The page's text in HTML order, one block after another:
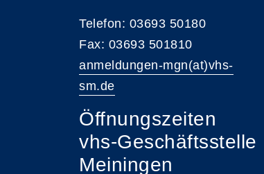
Telefon: 03693 50180
Fax: 03693 501810
anmeldungen-mgn(at)vhs-
sm.de
Öffnungszeiten
vhs-Geschäftsstelle
Meiningen